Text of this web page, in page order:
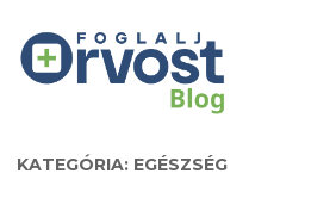
KATEGÓRIA: EGÉSZSÉG